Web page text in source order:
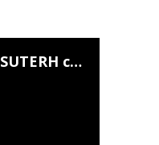
SUTERH con Vos - Programa 49 2020